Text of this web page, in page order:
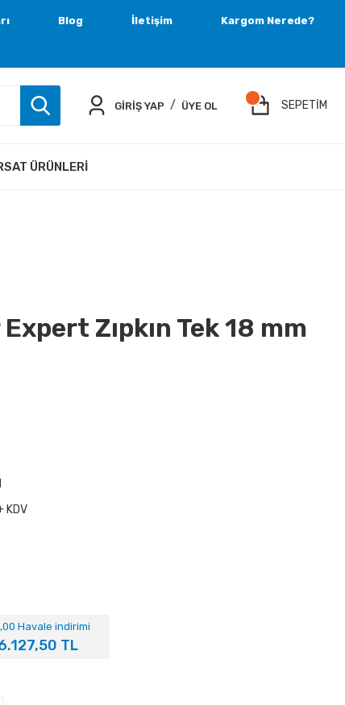
Blog İletişim Kargom Nerede?
GİRİŞ YAP / ÜYE OL SEPETİM
ÜRÜNLERI
Zıpkın Tek 18 mm
KDV
Havale indirimi
TL